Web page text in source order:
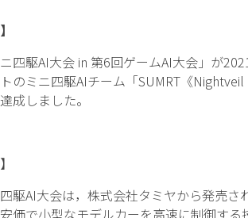
四駆AI大会 in 第6回ゲームAI大会」が
のミニ四駆AIチーム「SUMRT《
成しました。
駆AI大会は，株式会社タミヤから発売さ
価で小型なモデルカーを高速に制御する